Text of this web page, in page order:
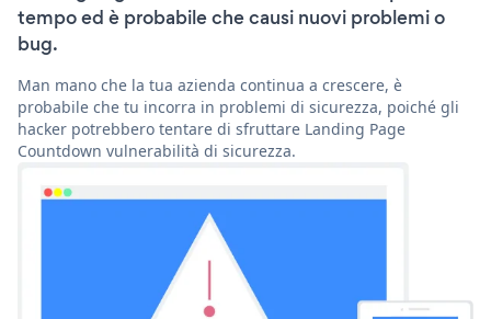
tempo ed è probabile che causi nuovi problemi o
bug.
Man mano che la tua azienda continua a crescere, è
probabile che tu incorra in problemi di sicurezza, poiché gli
hacker potrebbero tentare di sfruttare Landing Page
Countdown vulnerabilità di sicurezza.